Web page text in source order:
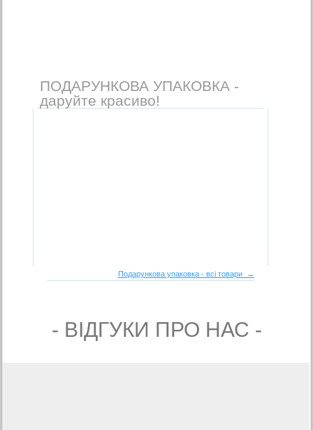
ПОДАРУНКОВА УПАКОВКА -
даруйте красиво!
Подарункова упаковка - всі товари →
- ВIДГУКИ ПРО НАС -